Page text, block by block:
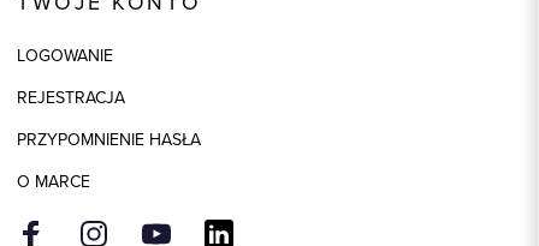
Model
LOGOWANIE
REJESTRACJA
PRZYPOMNIENIE HASŁA
O MARCE